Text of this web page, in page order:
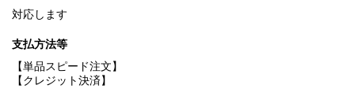
対応します
支払方法等
【単品スピード注文】
【クレジット決済】